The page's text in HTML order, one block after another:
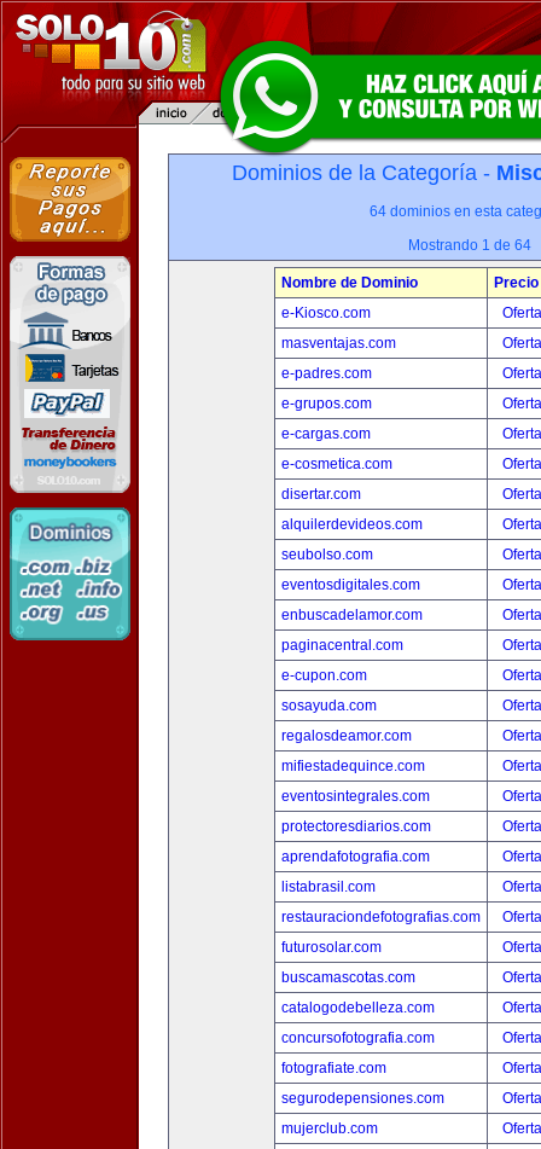
Dominios de la Categoría -
64 dominios en esta
Mostrando 1 de 64
Nombre de Dominio
Precio
e-Kiosco.com
masventajas.com
e-padres.com
e-grupos.com
e-cargas.com
e-cosmetica.com
disertar.com
alquilerdevideos.com
seubolso.com
eventosdigitales.com
enbuscadelamor.com
paginacentral.com
e-cupon.com
sosayuda.com
regalosdeamor.com
mifiestadequince.com
eventosintegrales.com
protectoresdiarios.com
aprendafotografia.com
listabrasil.com
restauraciondefotografias.com
futurosolar.com
buscamascotas.com
catalogodebelleza.com
concursofotografia.com
fotografiate.com
segurodepensiones.com
mujerclub.com